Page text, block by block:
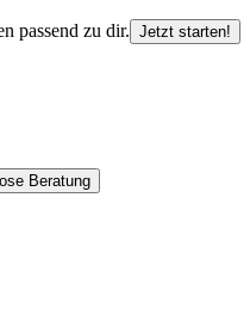
passend zu dir. Jetzt starten!
Beratung